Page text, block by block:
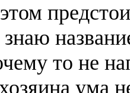
то не
ума